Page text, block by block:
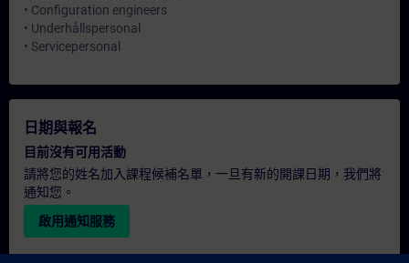
• Configuration engineers
• Underhållspersonal
• Servicepersonal
日期與報名
目前沒有可用活動
請將您的姓名加入課程候補名單，一旦有新的開課日期，我們將
通知您。
啟用通知服務